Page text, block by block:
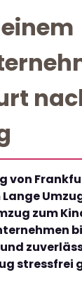
von
zum
stressfrei